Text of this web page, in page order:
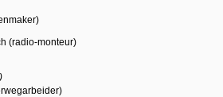
(radio-monteur)